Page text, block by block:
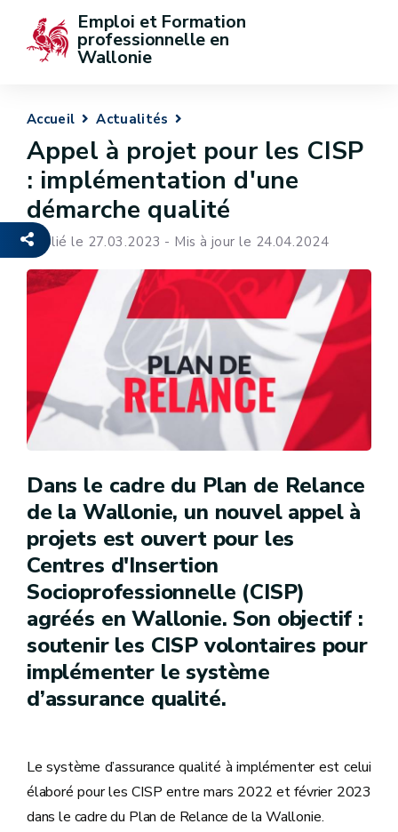
Emploi et Formation
professionnelle en
Wallonie
Accueil Actualités
Appel à projet pour les CISP
: implémentation d'une
démarche qualité
Publié le 27.03.2023 - Mis à jour le 24.04.2024
Dans le cadre du Plan de Relance
de la Wallonie, un nouvel appel à
projets est ouvert pour les
Centres d'Insertion
Socioprofessionnelle (CISP)
agréés en Wallonie. Son objectif :
soutenir les CISP volontaires pour
implémenter le système
d’assurance qualité.
Le système d’assurance qualité à implémenter est celui
élaboré pour les CISP entre mars 2022 et février 2023
dans le cadre du Plan de Relance de la Wallonie.